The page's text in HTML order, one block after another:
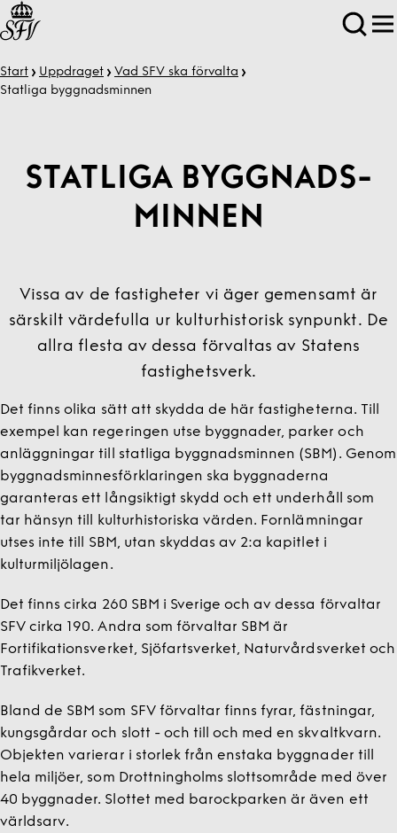
Start Uppdraget
Vad SFV ska förvalta
Statliga byggnads­minnen
STATLIGA BYGGNADS­
MINNEN
Vissa av de fastigheter vi äger gemensamt är
särskilt värdefulla ur kulturhistorisk synpunkt. De
allra flesta av dessa förvaltas av Statens
fastighetsverk.
Det finns olika sätt att skydda de här fastigheterna. Till
exempel kan regeringen utse byggnader, parker och
anläggningar till statliga byggnadsminnen (SBM). Genom
byggnadsminnesförklaringen ska byggnaderna
garanteras ett långsiktigt skydd och ett underhåll som
tar hänsyn till kulturhistoriska värden. Fornlämningar
utses inte till SBM, utan skyddas av 2:a kapitlet i
kulturmiljölagen.
Det finns cirka 260 SBM i Sverige och av dessa förvaltar
SFV cirka 190. Andra som förvaltar SBM är
Fortifikationsverket, Sjöfartsverket, Naturvårdsverket och
Trafikverket.
Bland de SBM som SFV förvaltar finns fyrar, fästningar,
kungsgårdar och slott - och till och med en skvaltkvarn.
Objekten varierar i storlek från enstaka byggnader till
hela miljöer, som Drottningholms slottsområde med över
40 byggnader. Slottet med barockparken är även ett
världsarv.